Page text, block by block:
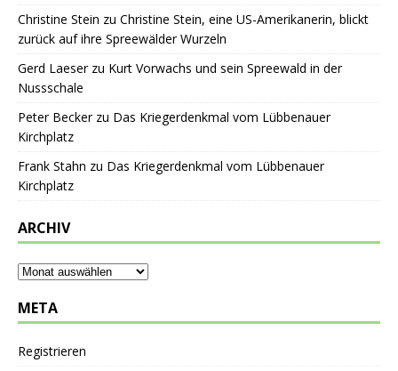
Christine Stein zu Christine Stein, eine US-Amerikanerin, blickt
zurück auf ihre Spreewälder Wurzeln
Gerd Laeserzu Kurt Vorwachs und sein Spreewald in der
Nussschale
Peter Beckerzu Das Kriegerdenkmal vom Lübbenauer
Kirchplatz
Frank Stahn zu Das Kriegerdenkmal vom Lübbenauer
Kirchplatz
ARCHIV
META
Registrieren